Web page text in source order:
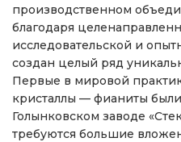
производственном
благодаря
исследовательской и
создан целый ряд
Первые в мировой
кристаллы — фианиты
Голынковском заводе
требуются большие